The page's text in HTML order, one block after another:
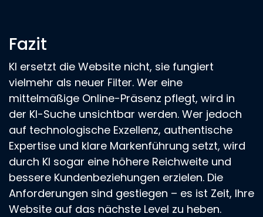
Fazit
KI ersetzt die Website nicht, sie fungiert
vielmehr als neuer Filter. Wer eine
mittelmäßige Online-Präsenz pflegt, wird in
der KI-Suche unsichtbar werden. Wer jedoch
auf technologische Exzellenz, authentische
Expertise und klare Markenführung setzt, wird
durch KI sogar eine höhere Reichweite und
bessere Kundenbeziehungen erzielen. Die
Anforderungen sind gestiegen – es ist Zeit, Ihre
Website auf das nächste Level zu heben.